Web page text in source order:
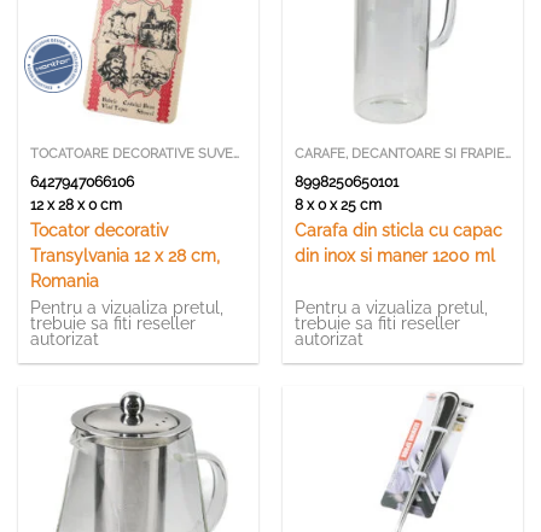
TOCATOARE DECORATIVE SUVENIR
6427947066106
12 x 28 x 0 cm
Tocator decorativ
Transylvania 12 x 28 cm,
Romania
Pentru a vizualiza pretul,
trebuie sa fiti reseller
autorizat
CARAFE, DECANTOARE SI FRAPIERE
8998250650101
8 x 0 x 25 cm
Carafa din sticla cu capac
din inox si maner 1200 ml
Pentru a vizualiza pretul,
trebuie sa fiti reseller
autorizat